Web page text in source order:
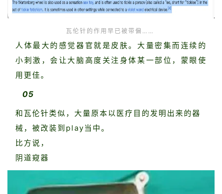
瓦伦针的作用早已被带偏……
人体最大的感觉器官就是皮肤。 大量密集而连续的
小刺激，会让大脑高度关注身体某一部位，蒙眼使
用更佳。
05
和瓦伦针类似，大量原本以医疗目的发明出来的器
械，被改装到play当中。
比方说，
阴道窥器